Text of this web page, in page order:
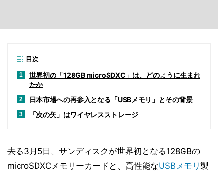
目次
1
世界初の「128GB microSDXC」は、どのように生まれ
たか
2 日本市場への再参入となる「USBメモリ」とその背景
3 「次の矢」はワイヤレスストレージ
去る3月5日、サンディスクが世界初となる128GBの
microSDXCメモリーカードと、高性能なUSBメモリ 製